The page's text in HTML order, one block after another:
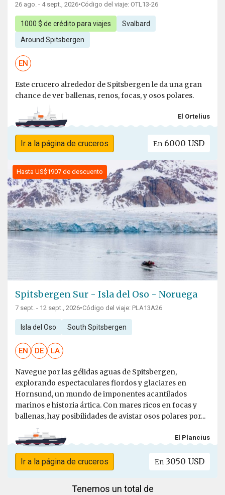
26 ago. - 4 sept., 2026•Código del viaje: OTL13-26
1000 $ de crédito para viajes Svalbard
Around Spitsbergen
EN
Este crucero alrededor de Spitsbergen le da una gran
chance de ver ballenas, renos, focas, y osos polares.
El Ortelius
Ir a la página de cruceros En 6000 USD
Hasta US$1907 de descuento
Spitsbergen Sur - Isla del Oso - Noruega
7 sept. - 12 sept., 2026•Código del viaje: PLA13A26
Isla del Oso South Spitsbergen
EN DE LA
Navegue por las gélidas aguas de Spitsbergen,
explorando espectaculares fiordos y glaciares en
Hornsund, un mundo de imponentes acantilados
marinos e historia ártica. Con mares ricos en focas y
ballenas, hay posibilidades de avistar osos polares por...
El Plancius
Ir a la página de cruceros En 3050 USD
Tenemos un total de